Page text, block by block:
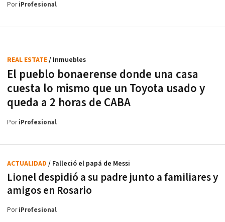
PoriProfesional
El pueblo bonaerense donde una casa
cuesta lo mismo que un Toyota usado y
queda a 2 horas de CABA
REAL ESTATE/ Inmuebles
PoriProfesional
Lionel despidió a su padre junto a familiares y
amigos en Rosario
ACTUALIDAD / Falleció el papá de Messi
PoriProfesional